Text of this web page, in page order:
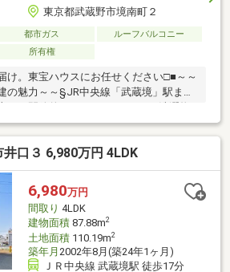
東京都武蔵野市境南町２
都市ガス
ルーフバルコニー
所有権
け。東宝ハウスにお任せください□■～～
の魅力～～§JR中央線「武蔵境」駅まで
・2階部分には、店舗・オフィスが併設
ースは3階＆4階。外からの視線を気に
。§部屋数豊富で、家族構成やライフ
分け可能。§徒歩圏内に買い物施設や教
高い住まいです。・ファミリーマート境
いばすけっと武蔵境店まで徒歩4分・イ
まで徒歩5分
口３ 6,980万円 4LDK
6,980万円
間取り 4LDK
建物面積87.88m2
土地面積110.19m2
築年月 2002年8月(築24年1ヶ月)
ＪＲ中央線 武蔵境駅 徒歩17分